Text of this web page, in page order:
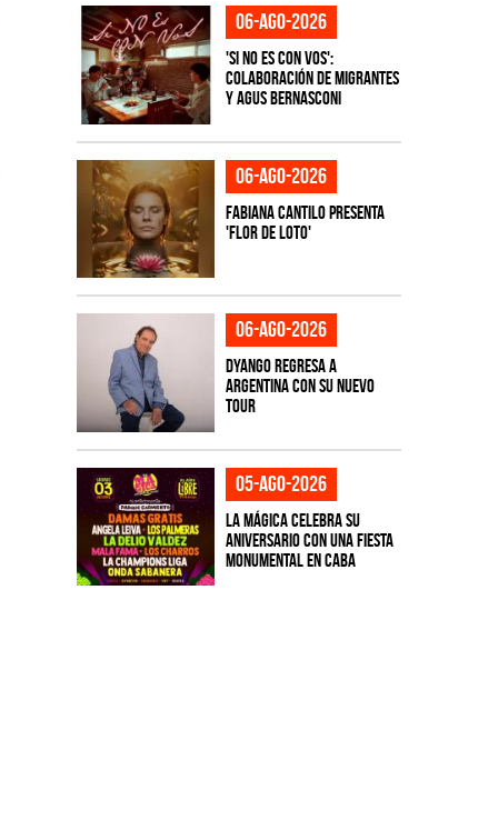
06-ago-2026
'Si No Es Con Vos':
colaboración de Migrantes
y Agus Bernasconi
06-ago-2026
Fabiana Cantilo presenta
'Flor de Loto'
06-ago-2026
Dyango regresa a
Argentina con su nuevo
tour
05-ago-2026
La Mágica celebra su
aniversario con una fiesta
monumental en CABA